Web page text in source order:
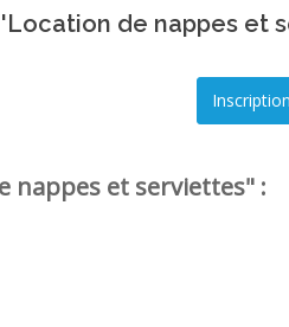
de nappes et
nappes et serviettes" :